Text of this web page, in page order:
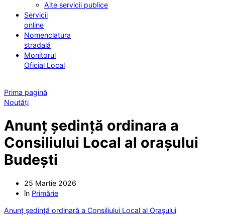
Alte servicii publice
Servicii
online
Nomenclatura
stradală
Monitorul
Oficial Local
Prima pagină
Noutăți
Anunț ședință ordinara a
Consiliului Local al orașului
Budești
25 Martie 2026
în Primărie
Anunț ședință ordinară a Consiliului Local al Orașului